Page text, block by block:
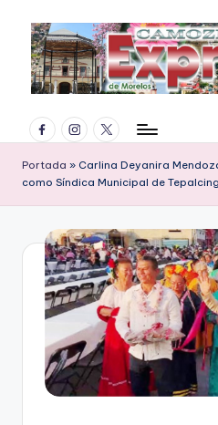
Saltar
contenido
x
p
o
d
M
FacebookInstagram
Twitter
Portada » Carlina Deyanira
como Síndica Municipal de